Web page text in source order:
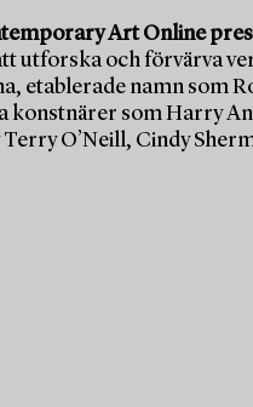
Art Online
utforska och förvärva
etablerade namn som
konstnärer som Harry
O’Neill, Cindy